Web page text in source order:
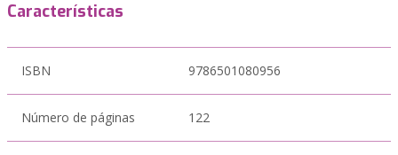
Características
ISBN 9786501080956
Número de páginas 122